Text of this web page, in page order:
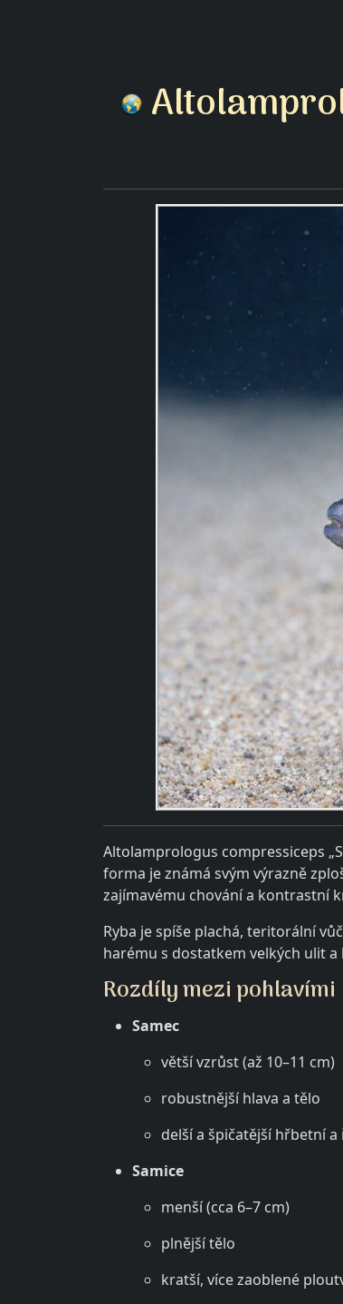
Altolamprologus compressiceps
forma je známá svým výrazně
zajímavému chování a kontrastní
Ryba je spíše plachá, teritorální
harému s dostatkem velkých ulit a
Rozdíly mezi pohlavími
Samec
větší vzrůst (až 10–11 cm)
robustnější hlava a tělo
delší a špičatější hřbetní
Samice
menší (cca 6–7 cm)
plnější tělo
kratší, více zaoblené